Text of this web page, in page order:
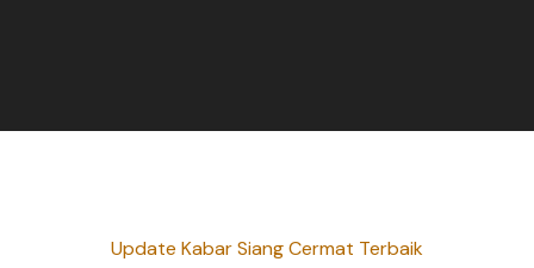
Update Kabar Siang Cermat Terbaik